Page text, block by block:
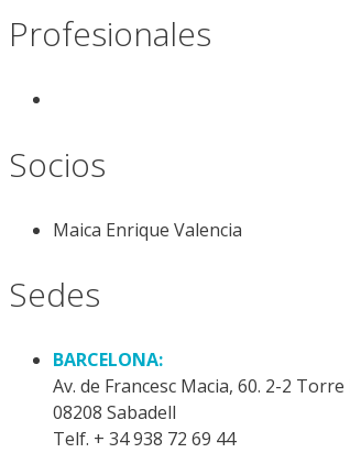
Profesionales
Socios
Maica Enrique Valencia
Sedes
BARCELONA:
Av. de Francesc Macia, 60. 2-2
08208 Sabadell
Telf. + 34 938 72 69 44